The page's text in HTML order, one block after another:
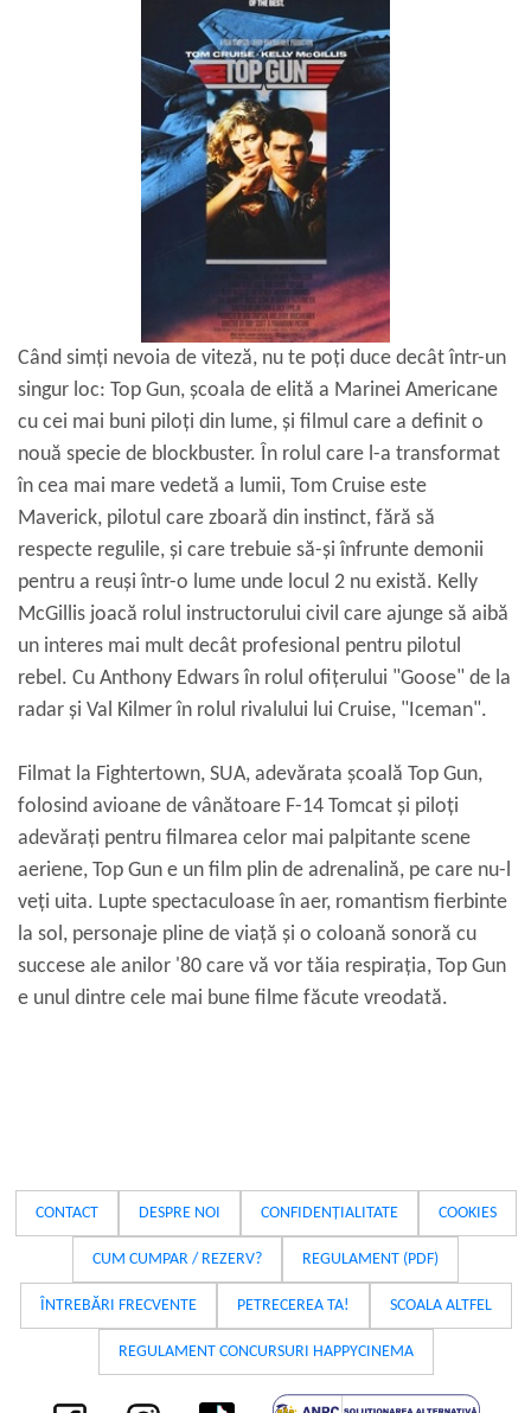
Când simți nevoia de viteză, nu te poți duce decât într-un
singur loc: Top Gun, școala de elită a Marinei Americane
cu cei mai buni piloți din lume, și filmul care a definit o
nouă specie de blockbuster. În rolul care l-a transformat
în cea mai mare vedetă a lumii, Tom Cruise este
Maverick, pilotul care zboară din instinct, fără să
respecte regulile, și care trebuie să-și înfrunte demonii
pentru a reuși într-o lume unde locul 2 nu există. Kelly
McGillis joacă rolul instructorului civil care ajunge să aibă
un interes mai mult decât profesional pentru pilotul
rebel. Cu Anthony Edwars în rolul ofițerului "Goose" de la
radar și Val Kilmer în rolul rivalului lui Cruise, "Iceman".
Filmat la Fightertown, SUA, adevărata școală Top Gun,
folosind avioane de vânătoare F-14 Tomcat și piloți
adevărați pentru filmarea celor mai palpitante scene
aeriene, Top Gun e un film plin de adrenalină, pe care nu-l
veți uita. Lupte spectaculoase în aer, romantism fierbinte
la sol, personaje pline de viață și o coloană sonoră cu
succese ale anilor '80 care vă vor tăia respirația, Top Gun
e unul dintre cele mai bune filme făcute vreodată.
CONTACT DESPRE NOI CONFIDENȚIALITATE COOKIES
CUM CUMPAR / REZERV? REGULAMENT (PDF)
ÎNTREBĂRI FRECVENTE PETRECEREA TA! SCOALA ALTFEL
REGULAMENT CONCURSURI HAPPYCINEMA